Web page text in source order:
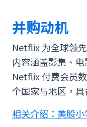
并购动机
Netflix 为全球领
内容涵盖影集、
Netflix 付费会员
个国家与地区，
相关介绍：美股